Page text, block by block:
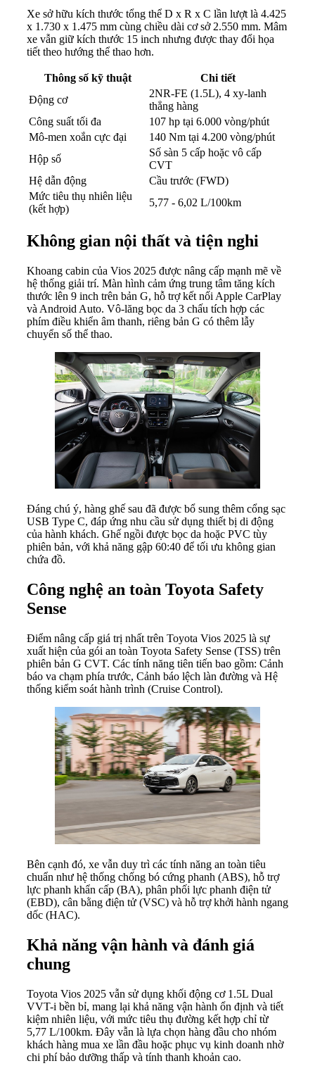
Xe sở hữu kích thước tổng thể D x R x C lần lượt là 4.425
x 1.730 x 1.475 mm cùng chiều dài cơ sở 2.550 mm. Mâm
xe vẫn giữ kích thước 15 inch nhưng được thay đổi họa
tiết theo hướng thể thao hơn.
Thông số kỹ thuật
Chi tiết
Động cơ
2NR-FE (1.5L), 4 xy-lanh
thẳng hàng
Công suất tối đa
107 hp tại 6.000 vòng/phút
Mô-men xoắn cực đại
140 Nm tại 4.200 vòng/phút
Hộp số
Số sàn 5 cấp hoặc vô cấp
CVT
Hệ dẫn động
Cầu trước (FWD)
Mức tiêu thụ nhiên liệu
(kết hợp)
5,77 - 6,02 L/100km
Không gian nội thất và tiện nghi
Khoang cabin của Vios 2025 được nâng cấp mạnh mẽ về
hệ thống giải trí. Màn hình cảm ứng trung tâm tăng kích
thước lên 9 inch trên bản G, hỗ trợ kết nối Apple CarPlay
và Android Auto. Vô-lăng bọc da 3 chấu tích hợp các
phím điều khiển âm thanh, riêng bản G có thêm lẫy
chuyển số thể thao.
Đáng chú ý, hàng ghế sau đã được bổ sung thêm cổng sạc
USB Type C, đáp ứng nhu cầu sử dụng thiết bị di động
của hành khách. Ghế ngồi được bọc da hoặc PVC tùy
phiên bản, với khả năng gập 60:40 để tối ưu không gian
chứa đồ.
Công nghệ an toàn Toyota Safety
Sense
Điểm nâng cấp giá trị nhất trên Toyota Vios 2025 là sự
xuất hiện của gói an toàn Toyota Safety Sense (TSS) trên
phiên bản G CVT. Các tính năng tiên tiến bao gồm: Cảnh
báo va chạm phía trước, Cảnh báo lệch làn đường và Hệ
thống kiểm soát hành trình (Cruise Control).
Bên cạnh đó, xe vẫn duy trì các tính năng an toàn tiêu
chuẩn như hệ thống chống bó cứng phanh (ABS), hỗ trợ
lực phanh khẩn cấp (BA), phân phối lực phanh điện tử
(EBD), cân bằng điện tử (VSC) và hỗ trợ khởi hành ngang
dốc (HAC).
Khả năng vận hành và đánh giá
chung
Toyota Vios 2025 vẫn sử dụng khối động cơ 1.5L Dual
VVT-i bền bỉ, mang lại khả năng vận hành ổn định và tiết
kiệm nhiên liệu, với mức tiêu thụ đường kết hợp chỉ từ
5,77 L/100km. Đây vẫn là lựa chọn hàng đầu cho nhóm
khách hàng mua xe lần đầu hoặc phục vụ kinh doanh nhờ
chi phí bảo dưỡng thấp và tính thanh khoản cao.